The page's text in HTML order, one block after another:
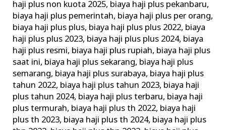
haji plus non kuota 2025, biaya haji plus pekanbaru,
biaya haji plus pemerintah, biaya haji plus per orang,
biaya haji plus plus, biaya haji plus plus 2022, biaya
haji plus plus 2023, biaya haji plus plus 2024, biaya
haji plus resmi, biaya haji plus rupiah, biaya haji plus
saat ini, biaya haji plus sekarang, biaya haji plus
semarang, biaya haji plus surabaya, biaya haji plus
tahun 2022, biaya haji plus tahun 2023, biaya haji
plus tahun 2024, biaya haji plus terbaru, biaya haji
plus termurah, biaya haji plus th 2022, biaya haji
plus th 2023, biaya haji plus th 2024, biaya haji plus